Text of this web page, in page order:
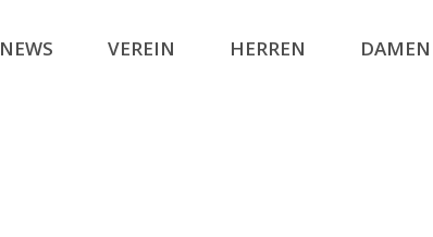
NEWS VEREIN HERREN DAMEN